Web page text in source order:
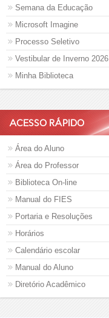
Semana da Educação
Microsoft Imagine
Processo Seletivo
Vestibular de Inverno 2026
Minha Biblioteca
ACESSO RÁPIDO
Área do Aluno
Área do Professor
Biblioteca On-line
Manual do FIES
Portaria e Resoluções
Horários
Calendário escolar
Manual do Aluno
Diretório Acadêmico